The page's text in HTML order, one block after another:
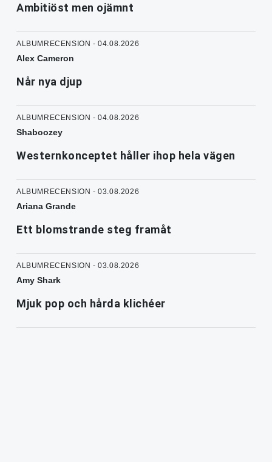
Ambitiöst men ojämnt
ALBUMRECENSION - 04.08.2026
Alex Cameron
Når nya djup
ALBUMRECENSION - 04.08.2026
Shaboozey
Westernkonceptet håller ihop hela vägen
ALBUMRECENSION - 03.08.2026
Ariana Grande
Ett blomstrande steg framåt
ALBUMRECENSION - 03.08.2026
Amy Shark
Mjuk pop och hårda klichéer